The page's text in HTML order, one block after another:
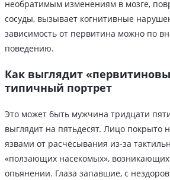
необратимым изменениям в мозге,
сосуды, вызывает когнитивные
зависимость от первитина можно по
поведению.
Как выглядит
типичный портрет
Это может быть мужчина тридцати
выглядит на пятьдесят. Лицо
язвами от расчёсывания из-за
«ползающих насекомых», возникающих
опьянении. Глаза запавшие, с